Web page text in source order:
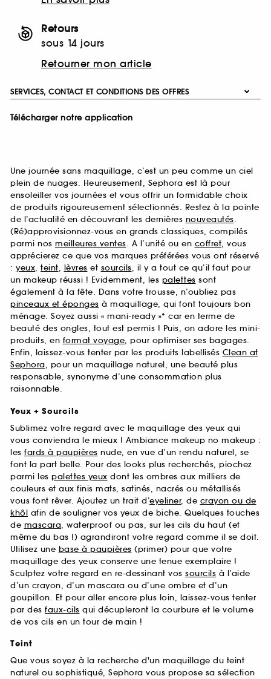
Retours
sous 14 jours
Retourner mon article
SERVICES, CONTACT ET CONDITIONS DES OFFRES
Télécharger notre application
Une journée sans maquillage, c’est un peu comme un ciel
plein de nuages. Heureusement, Sephora est là pour
ensoleiller vos journées et vous offrir un formidable choix
de produits rigoureusement sélectionnés. Restez à la pointe
de l’actualité en découvrant les dernières nouveautés.
(Ré)approvisionnez-vous en grands classiques, compilés
parmi nos meilleures ventes. A l’unité ou en coffret, vous
apprécierez ce que vos marques préférées vous ont réservé
: yeux, teint, lèvres et sourcils, il y a tout ce qu’il faut pour
un makeup réussi ! Evidemment, les palettes sont
également à la fête. Dans votre trousse, n’oubliez pas
pinceaux et éponges à maquillage, qui font toujours bon
ménage. Soyez aussi « mani-ready »* car en terme de
beauté des ongles, tout est permis ! Puis, on adore les mini-
produits, en format voyage, pour optimiser ses bagages.
Enfin, laissez-vous tenter par les produits labellisés Clean at
Sephora, pour un maquillage naturel, une beauté plus
responsable, synonyme d’une consommation plus
raisonnable.
Yeux + Sourcils
Sublimez votre regard avec le maquillage des yeux qui
vous conviendra le mieux ! Ambiance makeup no makeup :
les fards à paupières nude, en vue d’un rendu naturel, se
font la part belle. Pour des looks plus recherchés, piochez
parmi les palettes yeux dont les ombres aux milliers de
couleurs et aux finis mats, satinés, nacrés ou métallisés
vous font rêver. Ajoutez un trait d’eyeliner, de crayon ou de
khôl afin de souligner vos yeux de biche. Quelques touches
de mascara, waterproof ou pas, sur les cils du haut (et
même du bas !) agrandiront votre regard comme il se doit.
Utilisez une base à paupières (primer) pour que votre
maquillage des yeux conserve une tenue exemplaire !
Sculptez votre regard en re-dessinant vos sourcils à l’aide
d’un crayon, d’un mascara ou d’une ombre et d’un
goupillon. Et pour aller encore plus loin, laissez-vous tenter
par des faux-cils qui décupleront la courbure et le volume
de vos cils en un tour de main !
Teint
Que vous soyez à la recherche d'un maquillage du teint
naturel ou sophistiqué, Sephora vous propose sa sélection